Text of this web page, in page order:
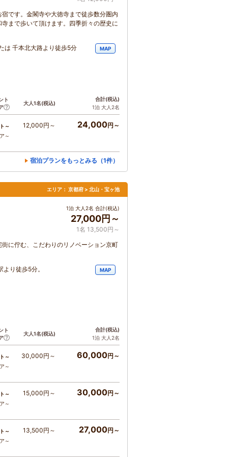
です。金閣寺や大徳寺まで徒歩数分圏内
まで歩いて頂けます。四季折々の歴史に
は 千本北大路より徒歩5分 MAP
ト
大人1名(税込)
合計(税込)
1泊 大人2名
～
～
12,000円～ 24,000円～
宿泊プランをもっとみる（1件）
エリア： 京都府 > 北山・宝ヶ池
1泊 大人2名 合計(税込)
27,000円～
1名 13,500円～
に佇む、こだわりのリノベーション京町
り徒歩5分。 MAP
ト
大人1名(税込)
合計(税込)
1泊 大人2名
～
～
30,000円～ 60,000円～
～
～
15,000円～ 30,000円～
～
～
13,500円～ 27,000円～